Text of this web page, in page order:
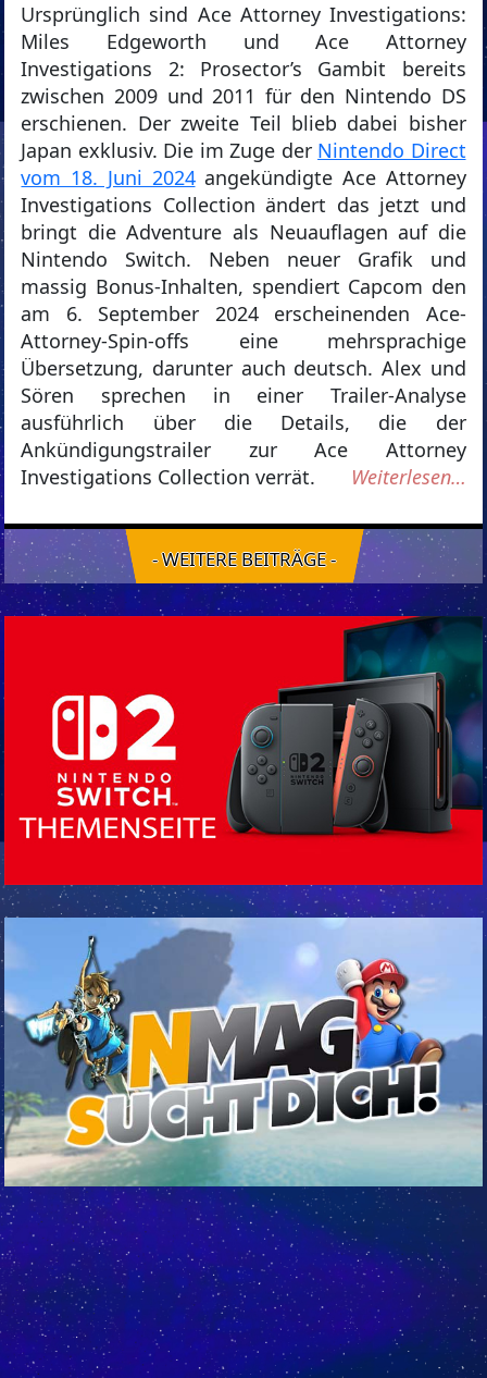
Ursprünglich sind Ace Attorney Investigations:
Miles Edgeworth und Ace Attorney
Investigations 2: Prosector’s Gambit bereits
zwischen 2009 und 2011 für den Nintendo DS
erschienen. Der zweite Teil blieb dabei bisher
Japan exklusiv. Die im Zuge der Nintendo Direct
vom 18. Juni 2024angekündigte Ace Attorney
Investigations Collection ändert das jetzt und
bringt die Adventure als Neuauflagen auf die
Nintendo Switch. Neben neuer Grafik und
massig Bonus-Inhalten, spendiert Capcom den
am 6. September 2024 erscheinenden Ace-
Attorney-Spin-offs eine mehrsprachige
Übersetzung, darunter auch deutsch. Alex und
Sören sprechen in einer Trailer-Analyse
ausführlich über die Details, die der
Ankündigungstrailer zur Ace Attorney
Investigations Collection verrät.
Weiterlesen…
- WEITERE BEITRÄGE -